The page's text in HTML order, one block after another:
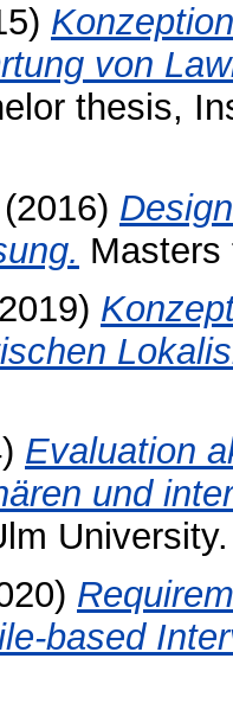
von
thesis,
(2016)
Evaluation
und
University.
based